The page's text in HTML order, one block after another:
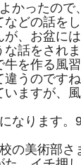
かったので
どの話をし
が、お盆に
な話をされ
牛を作る風
違うのです
ますが、
なります。
の美術部さ